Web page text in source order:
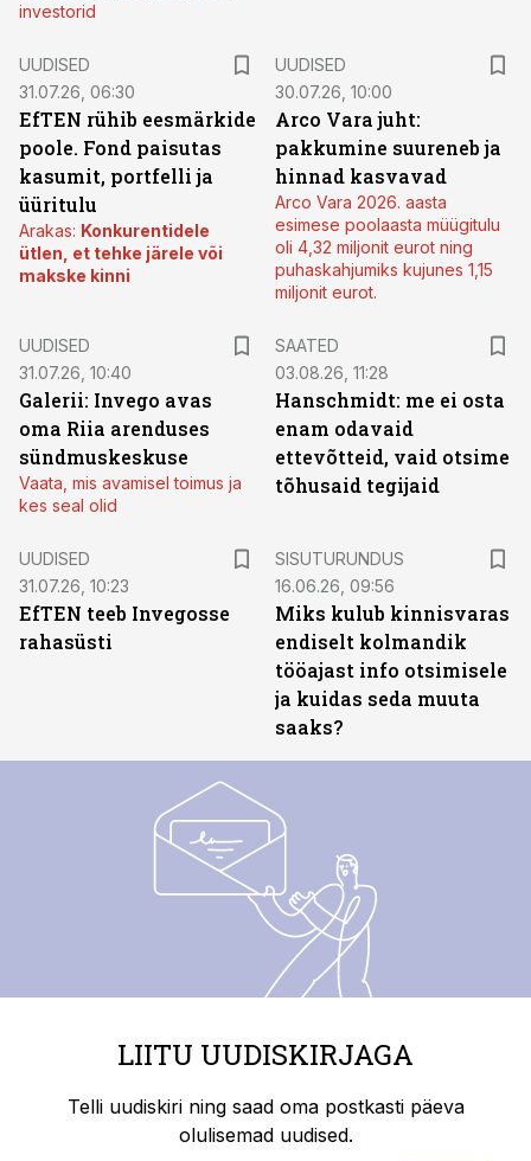
investorid
UUDISED
31.07.26, 06:30
EfTEN rühib eesmärkide
poole. Fond paisutas
kasumit, portfelli ja
üüritulu
Arakas: Konkurentidele
ütlen, et tehke järele või
makske kinni
UUDISED
30.07.26, 10:00
Arco Vara juht:
pakkumine suureneb ja
hinnad kasvavad
Arco Vara 2026. aasta
esimese poolaasta müügitulu
oli 4,32 miljonit eurot ning
puhaskahjumiks kujunes 1,15
miljonit eurot.
UUDISED
31.07.26, 10:40
Galerii: Invego avas
oma Riia arenduses
sündmuskeskuse
Vaata, mis avamisel toimus ja
kes seal olid
SAATED
03.08.26, 11:28
Hanschmidt: me ei osta
enam odavaid
ettevõtteid, vaid otsime
tõhusaid tegijaid
UUDISED
31.07.26, 10:23
EfTEN teeb Invegosse
rahasüsti
SISUTURUNDUS
16.06.26, 09:56
Miks kulub kinnisvaras
endiselt kolmandik
tööajast info otsimisele
ja kuidas seda muuta
saaks?
LIITU UUDISKIRJAGA
Telli uudiskiri ning saad oma postkasti päeva
olulisemad uudised.